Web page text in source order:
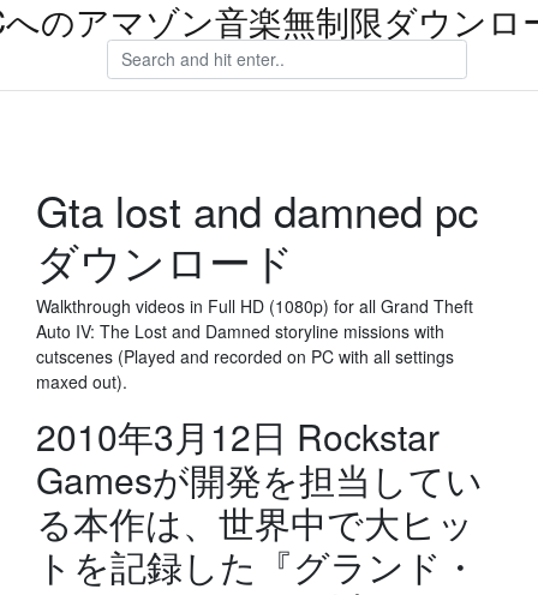
のアマゾン音楽無制限ダウンロ
Gta lost and damned pc
ダウンロード
Walkthrough videos in Full HD (1080p) for all Grand Theft
Auto IV: The Lost and Damned storyline missions with
cutscenes (Played and recorded on PC with all settings
maxed out).
2010年3月12日 Rockstar
Gamesが開発を担当してい
る本作は、世界中で大ヒッ
トを記録した『グランド・